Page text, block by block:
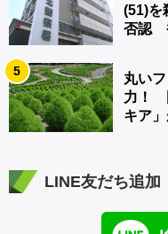
(51)を
否認
5
丸い
力！
キア
LINE友だち追加